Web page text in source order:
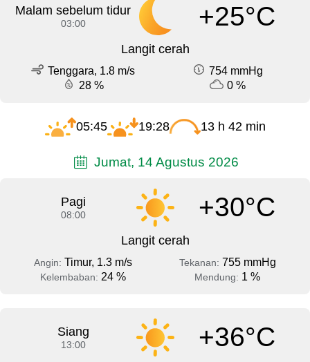
Malam sebelum tidur
03:00 +25°C
Langit cerah
Tenggara, 1.8 m/s
754 mmHg
28 %
0 %
05:45 19:28 13 h 42 min
Jumat, 14 Agustus 2026
Pagi
08:00 +30°C
Langit cerah
Angin: Timur, 1.3 m/s Tekanan: 755 mmHg
Kelembaban: 24 % Mendung: 1 %
Siang
13:00 +36°C